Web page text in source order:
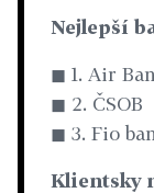
Nejlepší
◼ 1. Air
◼ 2. ČSOB
◼ 3. Fio
Klientsky